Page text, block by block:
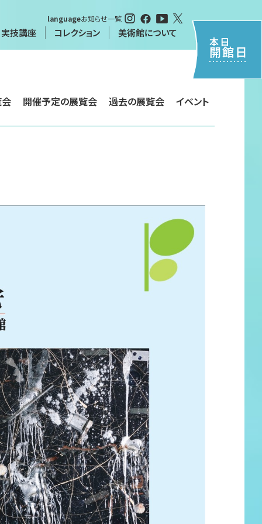
実技講座 コレクション 美術館について
languageお知らせ一覧
本日
開館日
別閲覧について（申請書）
開催予定の展覧会 過去の展覧会 イベント